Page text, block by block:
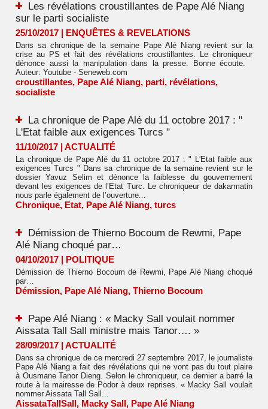
Les révélations croustillantes de Pape Alé Niang
sur le parti socialiste
25/10/2017 | ENQUÊTES & REVELATIONS
Dans sa chronique de la semaine Pape Alé Niang revient sur la
crise au PS et fait des révélations croustillantes. Le chroniqueur
dénonce aussi la manipulation dans la presse. Bonne écoute.
Auteur: Youtube - Seneweb.com
croustillantes, Pape Alé Niang, parti, révélations,
socialiste
La chronique de Pape Alé du 11 octobre 2017 : "
L'Etat faible aux exigences Turcs "
11/10/2017 | ACTUALITÉ
La chronique de Pape Alé du 11 octobre 2017 : " L'Etat faible aux
exigences Turcs " Dans sa chronique de la semaine revient sur le
dossier Yavuz Selim et dénonce la faiblesse du gouvernement
devant les exigences de l’Etat Turc. Le chroniqueur de dakarmatin
nous parle également de l’ouverture...
Chronique, Etat, Pape Alé Niang, turcs
Démission de Thierno Bocoum de Rewmi, Pape
Alé Niang choqué par…
04/10/2017 | POLITIQUE
Démission de Thierno Bocoum de Rewmi, Pape Alé Niang choqué
par…
Démission, Pape Alé Niang, Thierno Bocoum
Pape Alé Niang : « Macky Sall voulait nommer
Aissata Tall Sall ministre mais Tanor…. »
28/09/2017 | ACTUALITÉ
Dans sa chronique de ce mercredi 27 septembre 2017, le journaliste
Pape Alé Niang a fait des révélations qui ne vont pas du tout plaire
à Ousmane Tanor Dieng. Selon le chroniqueur, ce dernier a barré la
route à la mairesse de Podor à deux reprises. « Macky Sall voulait
nommer Aissata Tall Sall...
AissataTallSall, Macky Sall, Pape Alé Niang